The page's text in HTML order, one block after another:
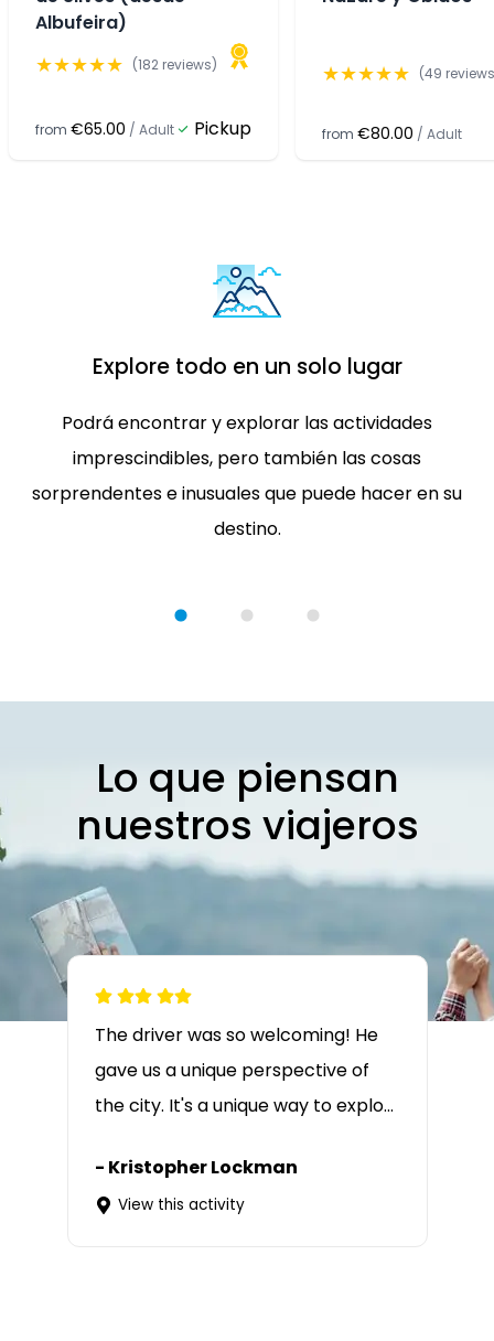
Albufeira)
★★★★★ (182 reviews)
from €65.00 / Adult Pickup
★★★★★ (49
from €80.00 / Adult
Explore todo en un solo lugar
Podrá encontrar y explorar las actividades
imprescindibles, pero también las cosas
sorprendentes e inusuales que puede hacer en su
destino.
Lo que piensan
nuestros viajeros
The driver was so welcoming! He
gave us a unique perspective of
the city. It's a unique way to explo...
- Kristopher Lockman
View this activity